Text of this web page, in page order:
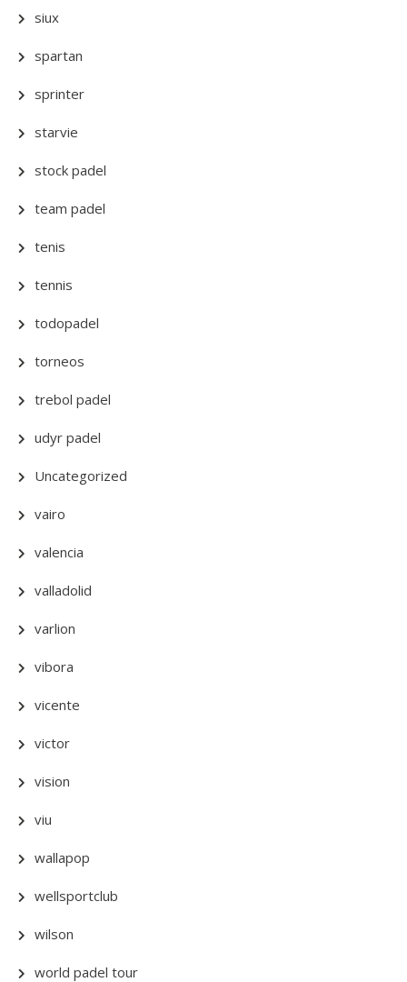
siux
spartan
sprinter
starvie
stock padel
team padel
tenis
tennis
todopadel
torneos
trebol padel
udyr padel
Uncategorized
vairo
valencia
valladolid
varlion
vibora
vicente
victor
vision
viu
wallapop
wellsportclub
wilson
world padel tour